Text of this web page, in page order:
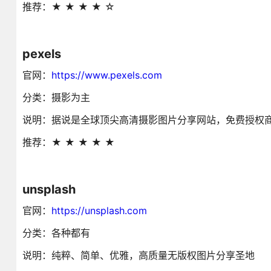
推荐：★ ★ ★ ★ ☆
pexels
官网： https://www.pexels.com
分类：摄影为主
说明：据说是全球顶尖高清摄影图片分享网站，免费授权
推荐：★ ★ ★ ★ ★
unsplash
官网： https://unsplash.com
分类：各种都有
说明：纯粹、简单、优雅，高质量无版权图片分享圣地